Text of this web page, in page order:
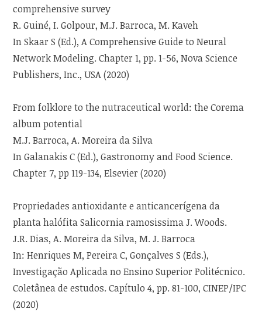
comprehensive survey
R. Guiné, I. Golpour, M.J. Barroca, M. Kaveh
In Skaar S (Ed.), A Comprehensive Guide to Neural
Network Modeling. Chapter 1, pp. 1-56, Nova Science
Publishers, Inc., USA (2020)
From folklore to the nutraceutical world: the Corema
album potential
M.J. Barroca, A. Moreira da Silva
In Galanakis C (Ed.), Gastronomy and Food Science.
Chapter 7, pp 119-134, Elsevier (2020)
Propriedades antioxidante e anticancerígena da
planta halófita Salicornia ramosissima J. Woods.
J.R. Dias, A. Moreira da Silva, M. J. Barroca
In: Henriques M, Pereira C, Gonçalves S (Eds.),
Investigação Aplicada no Ensino Superior Politécnico.
Coletânea de estudos. Capítulo 4, pp. 81-100, CINEP/IPC
(2020)